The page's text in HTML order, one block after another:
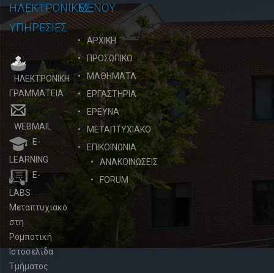
ΗΛΕΚΤΡΟΝΙΚΕΣ
ΥΠΗΡΕΣΙΕΣ
ΗΛΕΚΤΡΟΝΙΚΗ
ΓΡΑΜΜΑΤΕΙΑ
WEBMAIL
E-
LEARNING
E-
LABS
Μεταπτυχιακό
στη
Ρομποτική
Ιστοσελίδα
Τμήματος
ΜΕΝΟΥ
ΑΡΧΙΚΗ
ΠΡΟΣΩΠΙΚΟ
ΜΑΘΗΜΑΤΑ
ΕΡΓΑΣΤΗΡΙΑ
ΕΡΕΥΝΑ
ΜΕΤΑΠΤΥΧΙΑΚΟ
ΕΠΙΚΟΙΝΩΝΙΑ
ΑΝΑΚΟΙΝΩΣΕΙΣ
FORUM